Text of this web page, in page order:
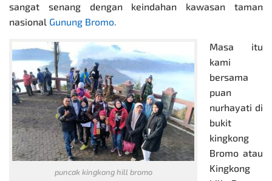
sangat senang dengan keindahan kawasan taman
nasional Gunung Bromo.
puncak kingkong hill bromo
Masa itu
kami
bersama
puan
nurhayati di
bukit
kingkong
Bromo atau
Kingkong